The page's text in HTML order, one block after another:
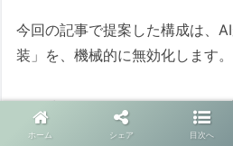
今回の記事で提案した構成は、
装」を、機械的に無効化します。
Bitwarden vs AIフィッシン
ホーム シェア 目次へ